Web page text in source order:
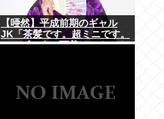
【唖然】平成前期のギャル
JK「茶髪です。超ミニです。
ルーズです。下着はテカテカ